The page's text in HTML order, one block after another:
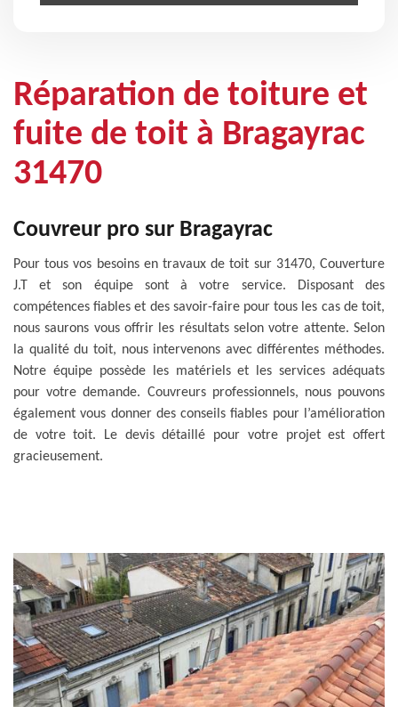
Réparation de toiture et
fuite de toit à Bragayrac
31470
Couvreur pro sur Bragayrac
Pour tous vos besoins en travaux de toit sur 31470, Couverture
J.T et son équipe sont à votre service. Disposant des
compétences fiables et des savoir-faire pour tous les cas de toit,
nous saurons vous offrir les résultats selon votre attente. Selon
la qualité du toit, nous intervenons avec différentes méthodes.
Notre équipe possède les matériels et les services adéquats
pour votre demande. Couvreurs professionnels, nous pouvons
également vous donner des conseils fiables pour l’amélioration
de votre toit. Le devis détaillé pour votre projet est offert
gracieusement.